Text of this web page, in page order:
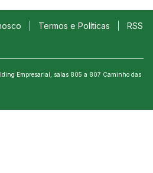
Termos e Políticas RSS
Empresarial, salas 805 a 807 Caminho das